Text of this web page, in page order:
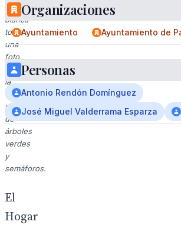
camisa
blanca
toma
una
foto
en
la
calle,
rodeado
de
árboles
verdes
y
semáforos.
El
Hogar
Organizaciones
Ayuntamiento Ayuntamiento de
Personas
Antonio Rendón Domínguez
José Miguel Valderrama Esparza